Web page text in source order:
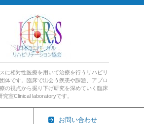
に相対性医療を用いて治療を行うリハビリ
体です。臨床で出会う疾患や課題、アプロ
の視点から掘り下げ研究を深めていく臨床
究室Clinical laboratoryです。
お問い合わせ